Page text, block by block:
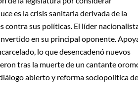
es la crisis sanitaria derivada de la
contra sus políticas. El líder
en su principal oponente.
lo que desencadenó nuevos
tras la muerte de un cantante
abierto y reforma sociopolítica